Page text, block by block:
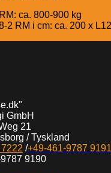
ca. 800-900 kg
2 RM i cm: ca. 200 x
GmbH
21
/ Tyskland
/+49-461-9787 9191
9190